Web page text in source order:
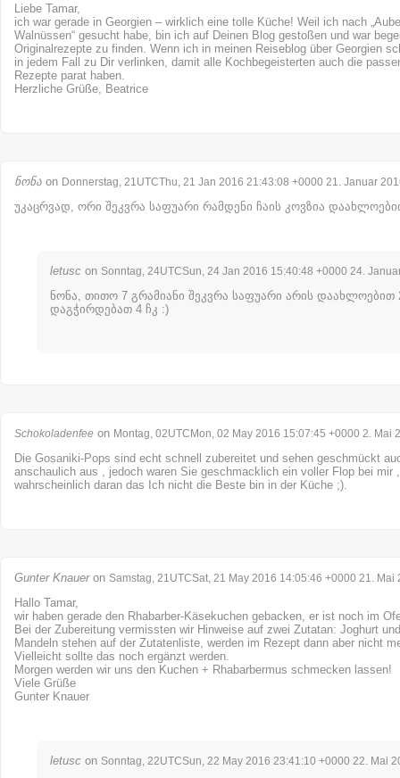
Liebe Tamar,
ich war gerade in Georgien – wirklich eine tolle Küche! Weil ich nach
Walnüssen“ gesucht habe, bin ich auf Deinen Blog gestoßen und war
Originalrezepte zu finden. Wenn ich in meinen Reiseblog über Georgien
in jedem Fall zu Dir verlinken, damit alle Kochbegeisterten auch die
Rezepte parat haben.
Herzliche Grüße, Beatrice
ნონა on Donnerstag, 21UTCThu, 21 Jan 2016 21:43:08 +0000 21. Januar
უკაცრვად, ორი შეკვრა საფუარი რამდენი ჩაის კოვზია
letusc on Sonntag, 24UTCSun, 24 Jan 2016 15:40:48 +0000 24.
ნონა, თითო 7 გრამიანი შეკვრა საფუარი არის დაახლოებით
დაგჭირდებათ 4 ჩკ :)
Schokoladenfee on Montag, 02UTCMon, 02 May 2016 15:07:45 +0000 2. Mai
Die Gosaniki-Pops sind echt schnell zubereitet und sehen geschmückt
anschaulich aus , jedoch waren Sie geschmacklich ein voller Flop bei mir
wahrscheinlich daran das Ich nicht die Beste bin in der Küche ;).
Gunter Knaueron Samstag, 21UTCSat, 21 May 2016 14:05:46 +0000 21. Mai
Hallo Tamar,
wir haben gerade den Rhabarber-Käsekuchen gebacken, er ist noch im
Bei der Zubereitung vermissten wir Hinweise auf zwei Zutatan: Joghurt
Mandeln stehen auf der Zutatenliste, werden im Rezept dann aber nicht
Vielleicht sollte das noch ergänzt werden.
Morgen werden wir uns den Kuchen + Rhabarbermus schmecken lassen!
Viele Grüße
Gunter Knauer
letusc on Sonntag, 22UTCSun, 22 May 2016 23:41:10 +0000 22. Mai